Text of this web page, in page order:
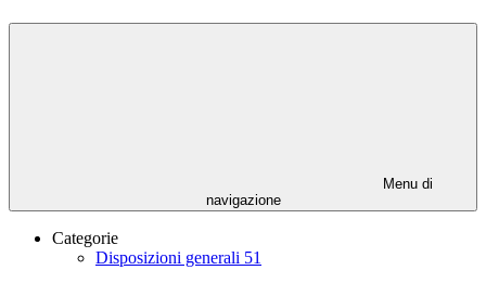
Menu di
navigazione
Categorie
Disposizioni generali 51